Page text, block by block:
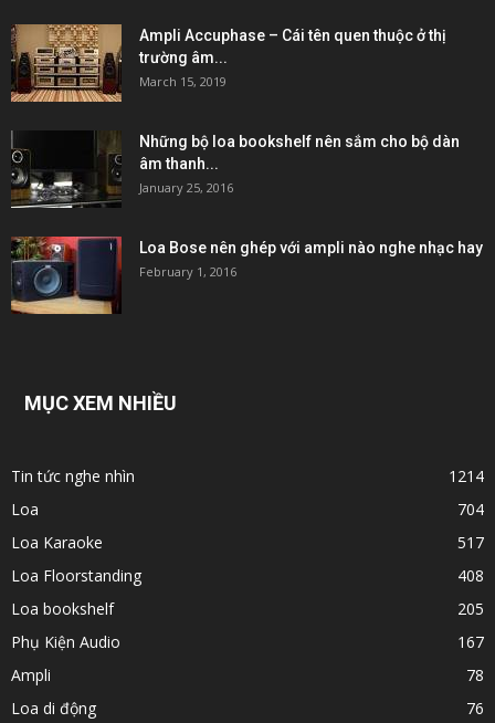
Ampli Accuphase – Cái tên quen thuộc ở thị
trường âm...
March 15, 2019
Những bộ loa bookshelf nên sắm cho bộ dàn
âm thanh...
January 25, 2016
Loa Bose nên ghép với ampli nào nghe nhạc hay
February 1, 2016
MỤC XEM NHIỀU
Tin tức nghe nhìn
1214
Loa
704
Loa Karaoke
517
Loa Floorstanding
408
Loa bookshelf
205
Phụ Kiện Audio
167
Ampli
78
Loa di động
76